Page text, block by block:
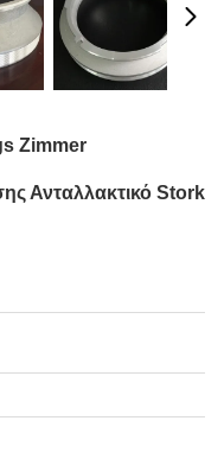
Zimmer
Ανταλλακτικό Stork